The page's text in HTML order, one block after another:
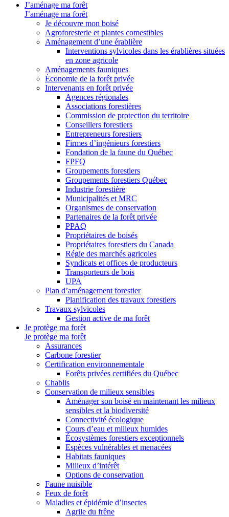
J’aménage ma forêt
J’aménage ma forêt
Je découvre mon boisé
Agroforesterie et plantes comestibles
Aménagement d’une érablière
Interventions sylvicoles dans les érablières situées
en zone agricole
Aménagements fauniques
Économie de la forêt privée
Intervenants en forêt privée
Agences régionales
Associations forestières
Commission de protection du territoire
Conseillers forestiers
Entrepreneurs forestiers
Firmes d’ingénieurs forestiers
Fondation de la faune du Québec
FPFQ
Groupements forestiers
Groupements forestiers Québec
Industrie forestière
Municipalités et MRC
Organismes de conservation
Partenaires de la forêt privée
PPAQ
Propriétaires de boisés
Propriétaires forestiers du Canada
Régie des marchés agricoles
Syndicats et offices de producteurs
Transporteurs de bois
UPA
Plan d’aménagement forestier
Planification des travaux forestiers
Travaux sylvicoles
Gestion active de ma forêt
Je protège ma forêt
Je protège ma forêt
Assurances
Carbone forestier
Certification environnementale
Forêts privées certifiées du Québec
Chablis
Conservation de milieux sensibles
Aménager son boisé en maintenant les milieux
sensibles et la biodiversité
Connectivité écologique
Cours d’eau et milieux humides
Écosystèmes forestiers exceptionnels
Espèces vulnérables et menacées
Habitats fauniques
Milieux d’intérêt
Options de conservation
Faune nuisible
Feux de forêt
Maladies et épidémie d’insectes
Agrile du frêne